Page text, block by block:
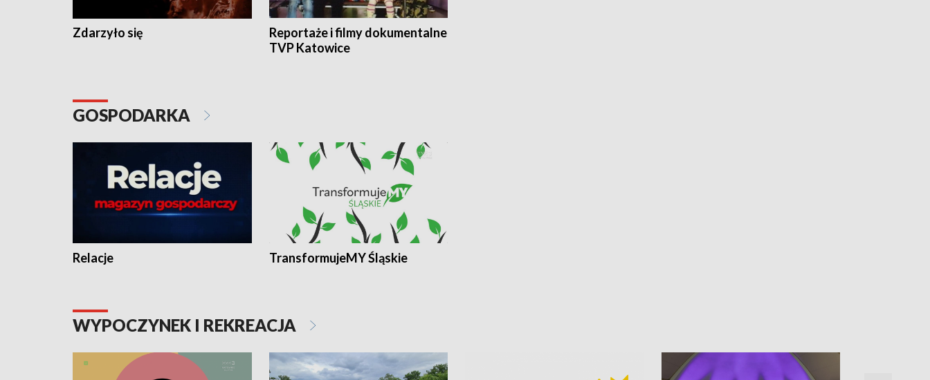
Zdarzyło się
Reportaże i filmy dokumentalne
TVP Katowice
GOSPODARKA
Relacje TransformujeMY Śląskie
WYPOCZYNEK I REKREACJA